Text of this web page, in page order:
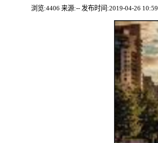
浏览:4406 来源:-- 发布时间:2019-04-26 10:59